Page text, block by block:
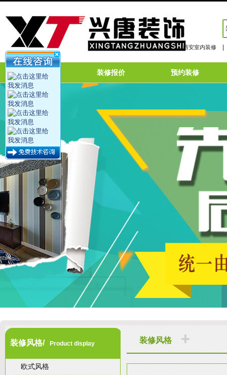
西安室内装修
网站首页 装修报价 预约装修
装修风格/ Product display
欧式风格
装修风格